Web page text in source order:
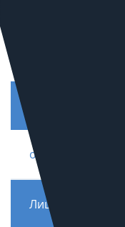
от
Лицензия Битрикс